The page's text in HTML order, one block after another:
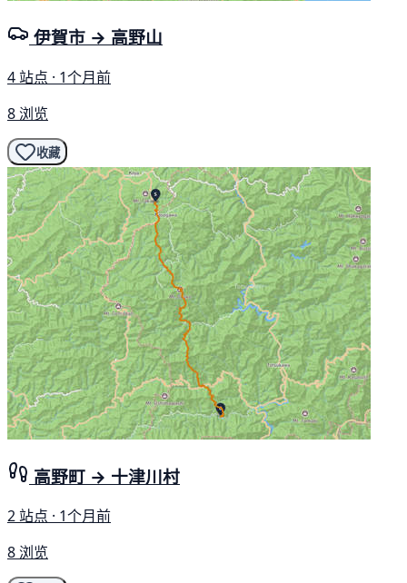
伊賀市 → 高野山
4 站点 · 1个月前
8 浏览
收藏
高野町 → 十津川村
2 站点 · 1个月前
8 浏览